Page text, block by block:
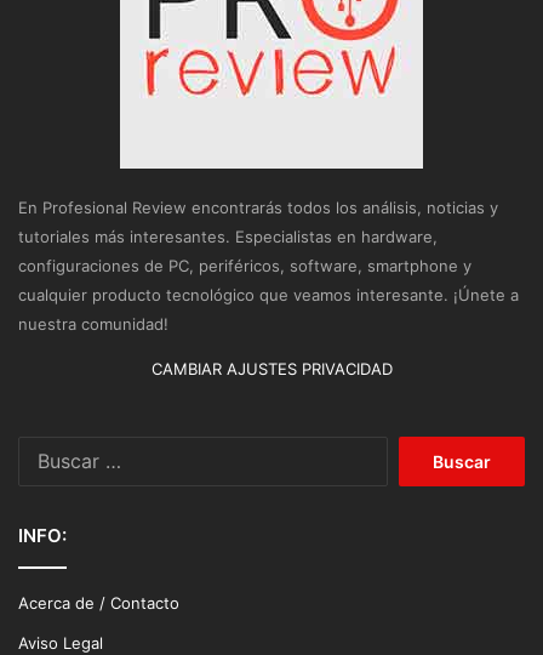
En Profesional Review encontrarás todos los análisis, noticias y
tutoriales más interesantes. Especialistas en hardware,
configuraciones de PC, periféricos, software, smartphone y
cualquier producto tecnológico que veamos interesante. ¡Únete a
nuestra comunidad!
CAMBIAR AJUSTES PRIVACIDAD
INFO:
Acerca de / Contacto
Aviso Legal